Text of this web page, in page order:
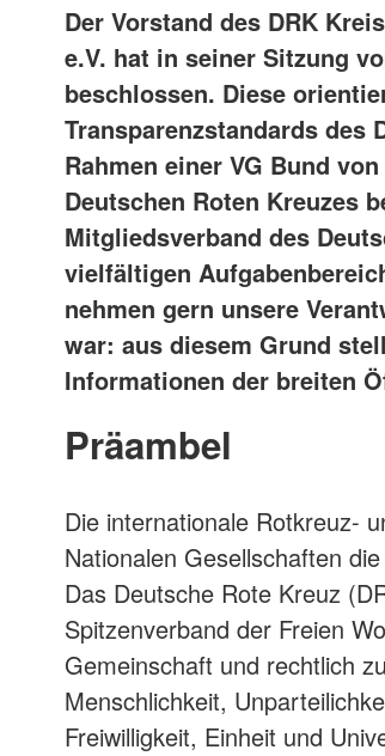
Der Vorstand des DRK
e.V. hat in seiner Sitzung
beschlossen. Diese
Transparenzstandards des
Rahmen einer VG Bund
Deutschen Roten Kreuzes
Mitgliedsverband des
vielfältigen
nehmen gern unsere
war: aus diesem Grund
Informationen der breiten
Präambel
Die internationale Rotkreuz-
Nationalen Gesellschaften
Das Deutsche Rote Kreuz
Spitzenverband der Freien
Gemeinschaft und rechtlich
Menschlichkeit,
Freiwilligkeit, Einheit und